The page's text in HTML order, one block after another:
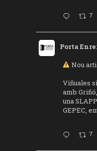
7
Porta
Nou
Viñuales
amb
una
GEPEC,
7